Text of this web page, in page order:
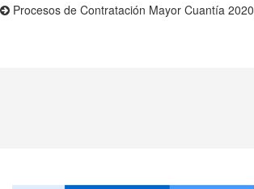
Procesos de Contratación Mayor Cuantía 2020